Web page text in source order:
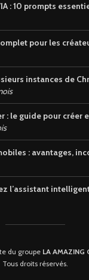
: 10 prompts
pour les
instances de
: le guide pour créer
: avantages,
l’assistant
du groupe LA AMAZING
Tous droits réservés.